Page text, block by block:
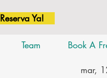
Reserva Ya!
Team Book A
mar,